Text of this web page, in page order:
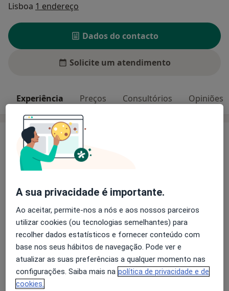
Lisboa 1 endereço
Dados do contacto
Solicite um atendimento
Experiência Preços Consultórios Opiniões
Experiência
Especialização em Psiquiatria pela Faculdade de
Medicina de Lisboa.
Ricardo Jorge.
terapia cognitiva-comportamental e EMDR.
Psicoterapia com restruturação vivencial das emoções
através de hipnoterapia clínica.
Experiência laboral em Espanha em hospitais
psiquiátricos e clínica privada.
Co- autora do livro "Sex at Dawn: The Prehistoric
Origins of Modern Sexuality".
maisSobre mim
Principais doenças tratadas
Transtorno Bipolar
Transtornos Da Ansiedade
Transtorno Depressivo
A sua privacidade é importante.
Ao aceitar, permite-nos a nós e aos nossos parceiros
utilizar cookies (ou tecnologias semelhantes) para
recolher dados estatísticos e fornecer conteúdo com
base nos seus hábitos de navegação. Pode ver e
atualizar as suas preferências a qualquer momento nas
configurações. Saiba mais na política de privacidade e de
cookies.